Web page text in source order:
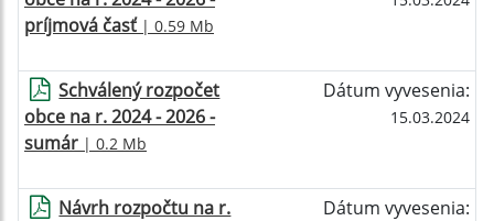
príjmová časť| 0.59 Mb
Schválený rozpočet
obce na r. 2024 - 2026 -
sumár | 0.2 Mb
Dátum vyvesenia:
15.03.2024
Návrh rozpočtu na r.
Dátum vyvesenia: